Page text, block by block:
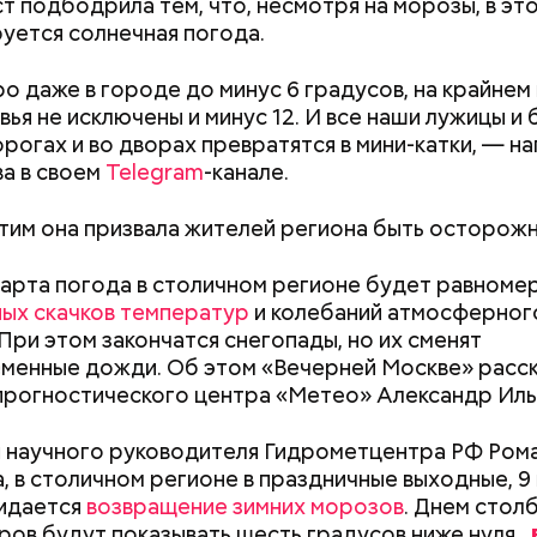
солнечная погода.
даже в городе до минус 6 градусов, на крайнем
не исключены и минус 12. И все наши лужицы и
и во дворах превратятся в мини-катки, —
в своем Telegram-канале.
она призвала жителей региона быть
погода в столичном регионе будет
скачков температур и колебаний
этом закончатся снегопады, но их сменят
дожди. Об этом «Вечерней Москве»
центра «Метео» Александр
руководителя Гидрометцентра РФ
в столичном регионе в праздничные выходные, 9
возвращение зимних морозов. Днем
квартира на Большой Садовой стала
В ней воссоздана атмосфера жизни и быта начала
вещей, которые имеют отношение к
в саркофаге постоянно циркулирует воздух
бывшего вождя и снимать на видео.
Как поменять батареи дома и
не получить штраф
Как получить до
рублей от
трудной